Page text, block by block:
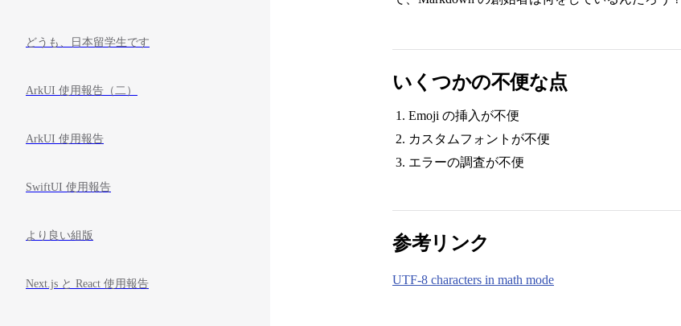
どうも、日本留学生です
ArkUI 使用報告（二）
ArkUI 使用報告
SwiftUI 使用報告
より良い組版
Next.js と React 使用報告
いくつかの不便な点
Emoji の挿入が不便
カスタムフォントが不便
エラーの調査が不便
参考リンク
UTF-8 characters in math mode